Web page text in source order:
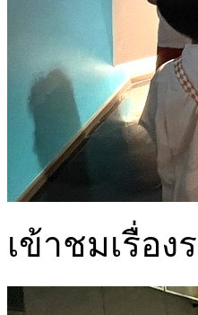
เข้าชมเรื่อ